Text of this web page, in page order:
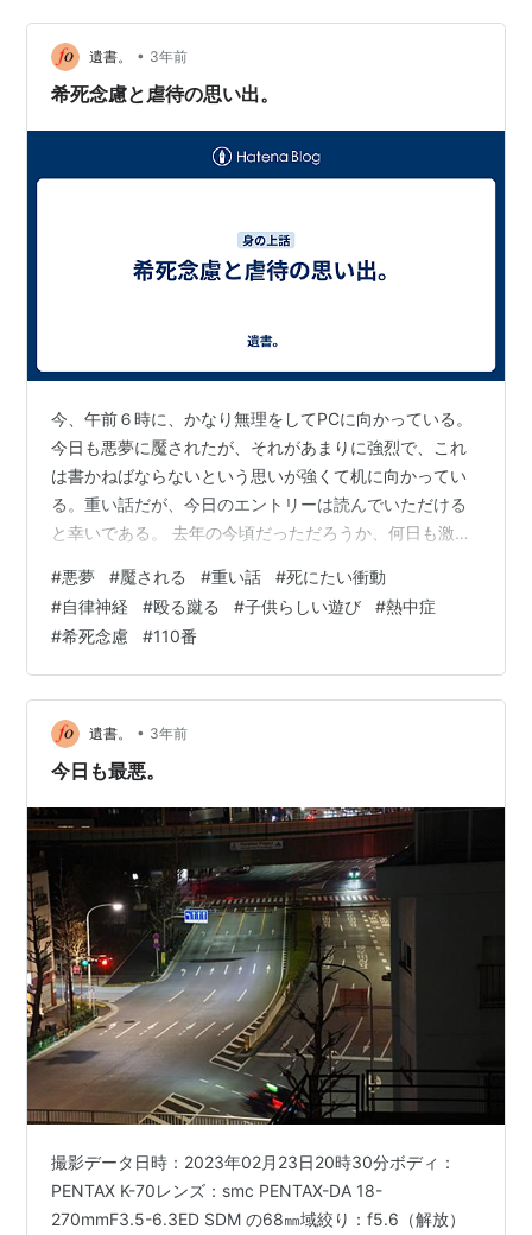
遺書。 • 3年前
希死念慮と虐待の思い出。
今、午前６時に、かなり無理をしてPCに向かっている。
今日も悪夢に魘されたが、それがあまりに強烈で、これ
は書かねばならないという思いが強くて机に向かってい
る。重い話だが、今日のエントリーは読んでいただける
と幸いである。 去年の今頃だっただろうか、何日も激し
どりがめ (id:fuwafuwa5) さんの、私に生きていて欲しい
という言葉で生きる決心がついた。それがなければ死ん
でいたと思う。自分の生が覚束なかった。 今も、その言
葉を思い起こさなければ生きているのが困難なくらい、
生きているのが辛い。といっても、机に向かえる程度に
苦しさが軽減したら、少しは…
#悪夢 #魘される #重い話 #死にたい衝動
#自律神経 #殴る蹴る #子供らしい遊び #熱中症
#希死念慮 #110番
遺書。 • 3年前
今日も最悪。
撮影データ日時：2023年02月23日20時30分ボディ：
PENTAX K-70レンズ：smc PENTAX-DA 18-
270mmF3.5-6.3ED SDM の68㎜域絞り：f5.6（解放）